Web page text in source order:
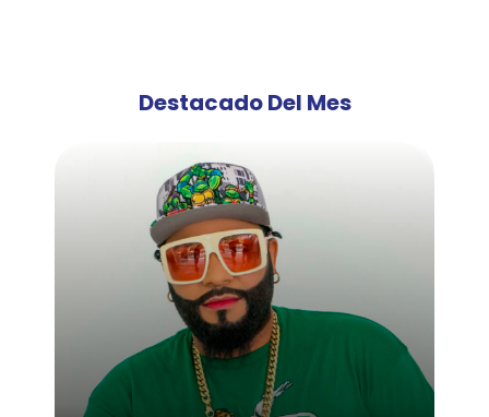
Destacado Del Mes